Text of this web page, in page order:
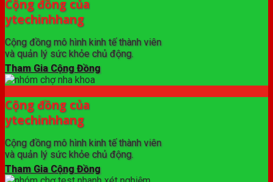
Cộng đồng của
ytechinhhang
Cộng đồng mô hình kinh tế thành viên
và quản lý sức khỏe chủ động.
Tham Gia Cộng Đồng
Cộng đồng của
ytechinhhang
Cộng đồng mô hình kinh tế thành viên
và quản lý sức khỏe chủ động.
Tham Gia Cộng Đồng